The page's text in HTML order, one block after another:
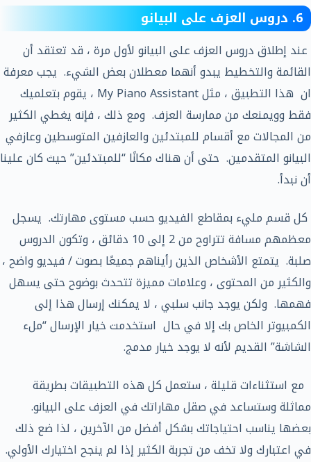
6. دروس العزف على البيانو
عند إطلاق دروس العزف على البيانو لأول مرة ، قد تعتقد أن
القائمة والتخطيط يبدو أنهما معطلان بعض الشيء. يجب معرفة
ان هذا التطبيق ، مثل My Piano Assistant ، يقوم بتعلميك
فقط وويمنعك من ممارسة العزف. ومع ذلك ، فإنه يغطي الكثير
من المجالات مع أقسام للمبتدئين والعازفين المتوسطين وعازفي
البيانو المتقدمين. حتى أن هناك مكانًا “للمبتدئين” حيث كان علينا
أن نبدأ.
كل قسم مليء بمقاطع الفيديو حسب مستوى مهارتك. يسجل
معظمهم مسافة تتراوح من 2 إلى 10 دقائق ، وتكون الدروس
صلبة. يتمتع الأشخاص الذين رأيناهم جميعًا بصوت / فيديو واضح ،
والكثير من المحتوى ، وعلامات مميزة تتحدث بوضوح حتى يسهل
فهمها. ولكن يوجد جانب سلبي ، لا يمكنك إرسال هذا إلى
الكمبيوتر الخاص بك إلا في حال استخدمت خيار الإرسال “ملء
الشاشة” القديم لأنه لا يوجد خيار مدمج.
مع استثناءات قليلة ، ستعمل كل هذه التطبيقات بطريقة
مماثلة وستساعد في صقل مهاراتك في العزف على البيانو.
بعضها يناسب احتياجاتك بشكل أفضل من الآخرين ، لذا ضع ذلك
في اعتبارك ولا تخف من تجربة الكثير إذا لم ينجح اختيارك الأولي.